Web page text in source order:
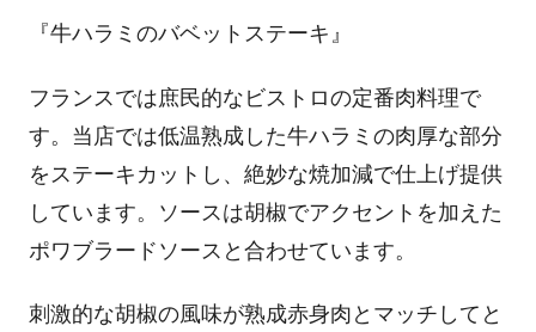
『牛ハラミのバベットステーキ』
フランスでは庶民的なビストロの定番肉料理で
す。当店では低温熟成した牛ハラミの肉厚な部分
をステーキカットし、絶妙な焼加減で仕上げ提供
しています。ソースは胡椒でアクセントを加えた
ポワブラードソースと合わせています。
刺激的な胡椒の風味が熟成赤身肉とマッチしてと